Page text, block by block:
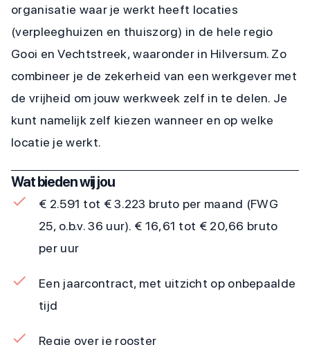
organisatie waar je werkt heeft locaties
(verpleeghuizen en thuiszorg) in de hele regio
Gooi en Vechtstreek, waaronder in Hilversum. Zo
combineer je de zekerheid van een werkgever met
de vrijheid om jouw werkweek zelf in te delen. Je
kunt namelijk zelf kiezen wanneer en op welke
locatie je werkt.
Wat bieden wij jou
€ 2.591 tot € 3.223 bruto per maand (FWG
25, o.b.v. 36 uur). € 16,61 tot € 20,66 bruto
per uur
Een jaarcontract, met uitzicht op onbepaalde
tijd
Regie over je rooster